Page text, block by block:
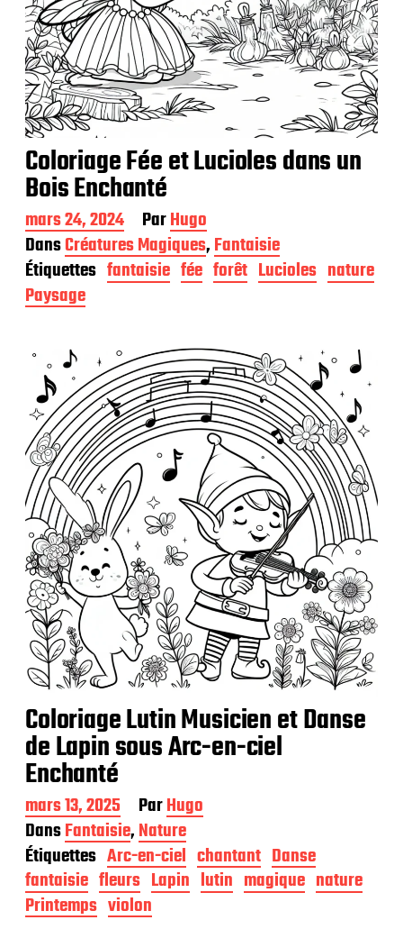
Coloriage Fée et Lucioles dans un
Bois Enchanté
D
a
t
e
d
e
u
b
c
a
t
o
n
mars 24, 2024 ParHugo
DansCréatures Magiques,Fantaisie
Étiquettes fantaisie fée forêt Lucioles nature
Paysage
Coloriage Lutin Musicien et Danse
de Lapin sous Arc-en-ciel
Enchanté
D
a
t
e
d
e
p
mars 13, 2025 ParHugo
DansFantaisie,Nature
Étiquettes Arc-en-ciel chantant Danse
fantaisie fleurs Lapin lutin magique nature
Printemps violon